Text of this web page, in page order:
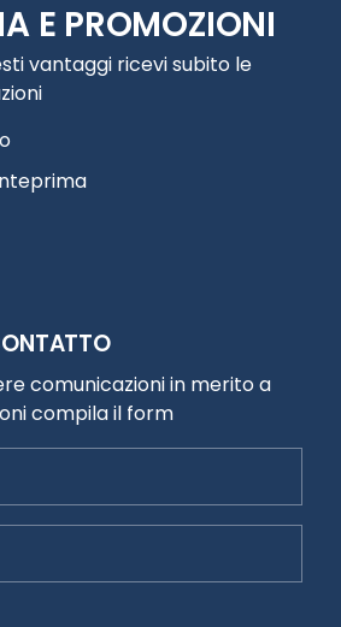
E PROMOZIONI
vantaggi ricevi subito le
comunicazioni in merito a
compila il form